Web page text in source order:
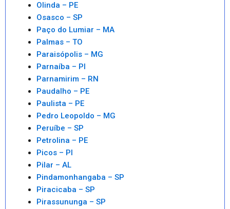
Olinda – PE
Osasco – SP
Paço do Lumiar – MA
Palmas – TO
Paraisópolis – MG
Parnaíba – PI
Parnamirim – RN
Paudalho – PE
Paulista – PE
Pedro Leopoldo – MG
Peruíbe – SP
Petrolina – PE
Picos – PI
Pilar – AL
Pindamonhangaba – SP
Piracicaba – SP
Pirassununga – SP